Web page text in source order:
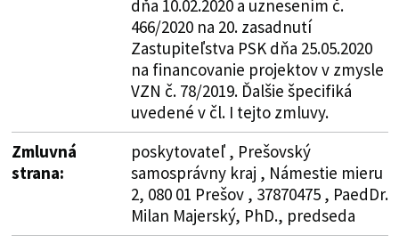
dňa 10.02.2020 a uznesením č.
466/2020 na 20. zasadnutí
Zastupiteľstva PSK dňa 25.05.2020
na financovanie projektov v zmysle
VZN č. 78/2019. Ďalšie špecifiká
uvedené v čl. I tejto zmluvy.
Zmluvná
strana:
poskytovateľ , Prešovský
samosprávny kraj , Námestie mieru
2, 080 01 Prešov , 37870475 , PaedDr.
Milan Majerský, PhD., predseda